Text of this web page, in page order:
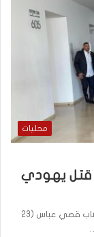
محليات
قتل يهودي
أدانت المحكمة المركزية في حيفا اليوم، الخميس، الشاب قصي عباس (23